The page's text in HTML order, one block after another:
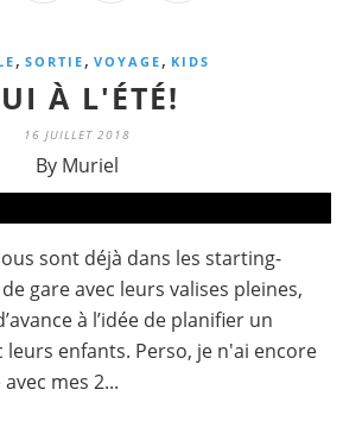
, SORTIE , VOYAGE , KIDS
À L'ÉTÉ!
16 JUILLET 2018
By Muriel
sont déjà dans les starting-
gare avec leurs valises pleines,
à l’idée de planifier un
enfants. Perso, je n'ai encore
mes 2...